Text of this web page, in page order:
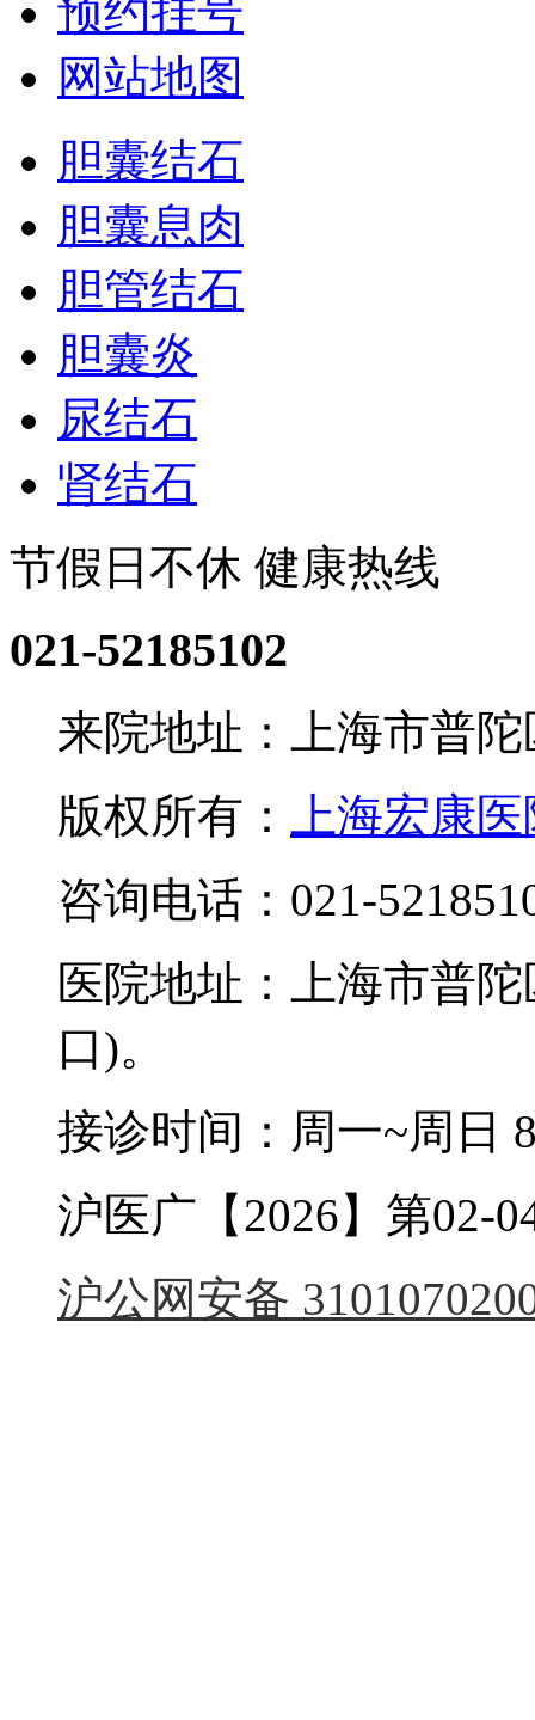
预约挂号
网站地图
胆囊结石
胆囊息肉
胆管结石
胆囊炎
尿结石
肾结石
节假日不休 健康热线
021-52185102
来院地址：上海市普
版权所有：
上海宏康
咨询电话：021-
医院地址：上海市普
口)。
接诊时间：周一~周日
沪医广【2026】第02-
沪公网安备